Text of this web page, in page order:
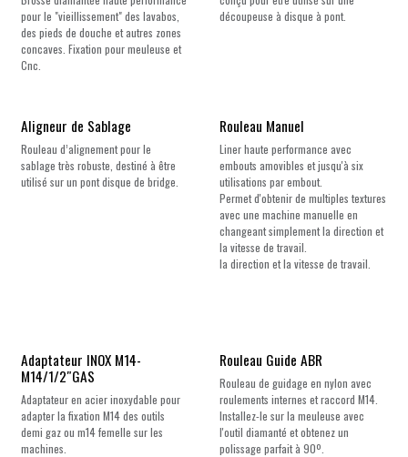
pour le "vieillissement" des lavabos,
des pieds de douche et autres zones
concaves. Fixation pour meuleuse et
Cnc.
découpeuse à disque à pont.
Aligneur de Sablage
Rouleau d’alignement pour le
sablage très robuste, destiné à être
utilisé sur un pont disque de bridge.
Nouveau !
Rouleau Manuel
Liner haute performance avec
embouts amovibles et jusqu'à six
utilisations par embout.
Permet d'obtenir de multiples textures
avec une machine manuelle en
changeant simplement la direction et
la vitesse de travail.
la direction et la vitesse de travail.
Adaptateur INOX M14-
M14/1/2″GAS
Adaptateur en acier inoxydable pour
adapter la fixation M14 des outils
demi gaz ou m14 femelle sur les
machines.
Nouveau !
Rouleau Guide ABR
Rouleau de guidage en nylon avec
roulements internes et raccord M14.
Installez-le sur la meuleuse avec
l'outil diamanté et obtenez un
polissage parfait à 90º.